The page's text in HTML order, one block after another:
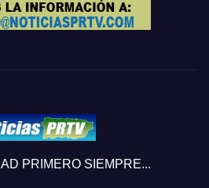
PRIMERO SIEMPRE...